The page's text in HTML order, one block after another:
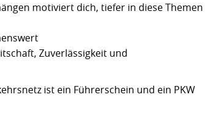
motiviert dich, tiefer in diese Themen
Zuverlässigkeit und
ist ein Führerschein und ein PKW